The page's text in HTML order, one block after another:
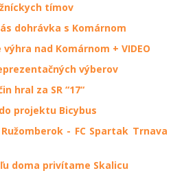
tímov
dohrávka s Komárnom
nad Komárnom + VIDEO
výberov
hral za SR “17“
projektu Bicybus
Ružomberok - FC Spartak Trnava
doma privítame Skalicu